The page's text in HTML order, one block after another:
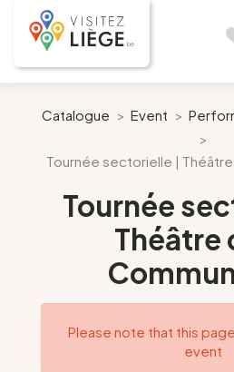
Like a citizen of Liège
Prepare my stay
Our suggestions
Catalogue > Event >
>
Tournée sectorielle |
Tournée
Théâtre
Please note that this
event